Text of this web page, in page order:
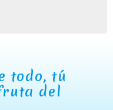
todo, tú
del